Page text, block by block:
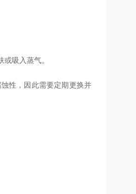
吸入蒸气。
性，因此需要定期更换并